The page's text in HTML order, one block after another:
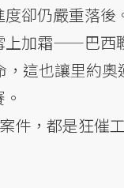
卻仍嚴重落後
上加霜——巴西
這也讓里約奧
件，都是狂催